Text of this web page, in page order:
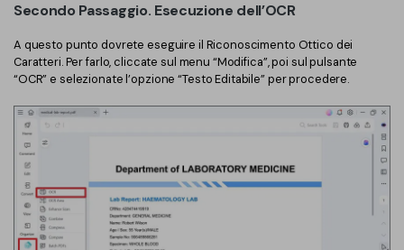
AI Image Generator
Tutte Le Funzionalità
Support
Specifiche tecniche
Aggiornamenti
Centro di download
Aggiorna a PDFelement 12
Secondo Passaggio. Esecuzione dell’OCR
A questo punto dovrete eseguire il Riconoscimento Ottico dei
Caratteri. Per farlo, cliccate sul menu “Modifica”, poi sul pulsante
“OCR” e selezionate l’opzione “Testo Editabile” per procedere.